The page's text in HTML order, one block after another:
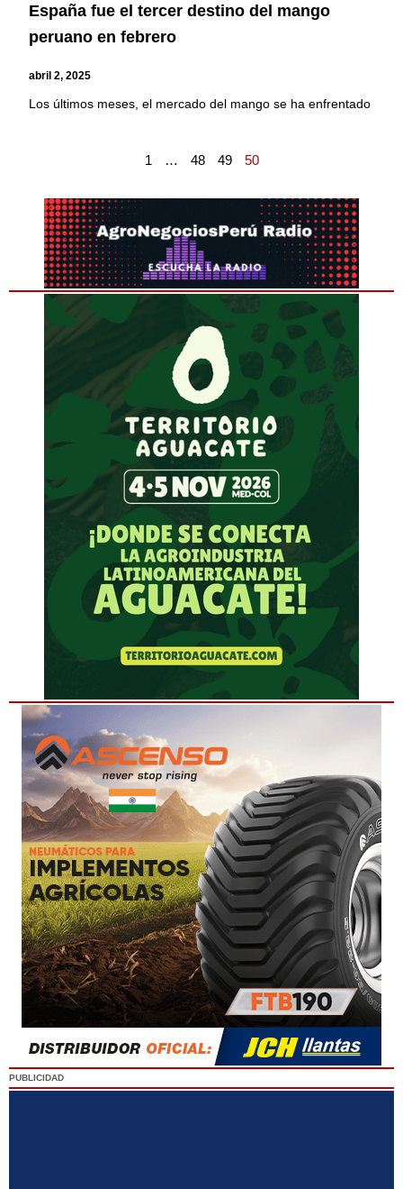
España fue el tercer destino del mango
peruano en febrero
abril 2, 2025
Los últimos meses, el mercado del mango se ha enfrentado
1 … 48 49 50
PUBLICIDAD